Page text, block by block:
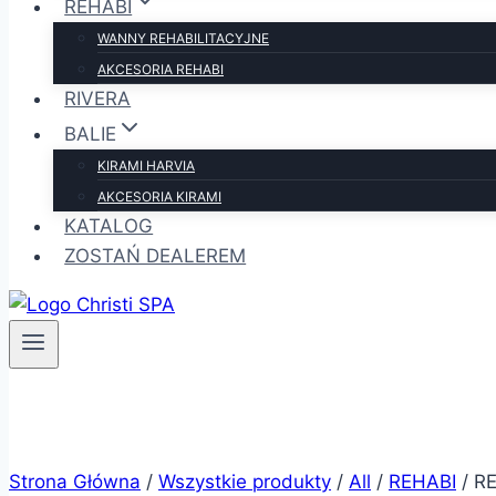
REHABI
WANNY REHABILITACYJNE
AKCESORIA REHABI
RIVERA
BALIE
KIRAMI HARVIA
AKCESORIA KIRAMI
KATALOG
ZOSTAŃ DEALEREM
Strona Główna / Wszystkie produkty / All / REHABI /